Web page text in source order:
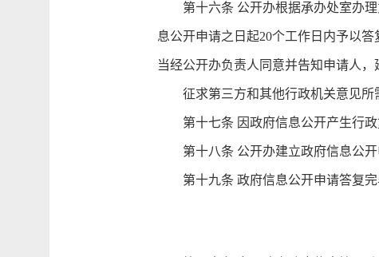
第十六条 公开办根据承办处室办理
息公开申请之日起20个工作日内予以
当经公开办负责人同意并告知申请人，
征求第三方和其他行政机关意见所
第十七条 因政府信息公开产生行政
第十八条 公开办建立政府信息公开
第十九条 政府信息公开申请答复完